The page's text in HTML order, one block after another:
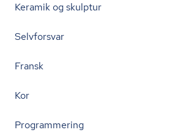
Keramik og skulptur
Selvforsvar
Fransk
Kor
Programmering